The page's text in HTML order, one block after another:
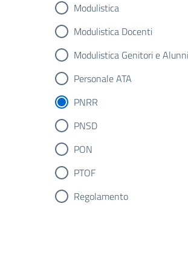
Modulistica
Modulistica Docenti
Modulistica Genitori e Alunni
Personale ATA
PNRR
PNSD
PON
PTOF
Regolamento